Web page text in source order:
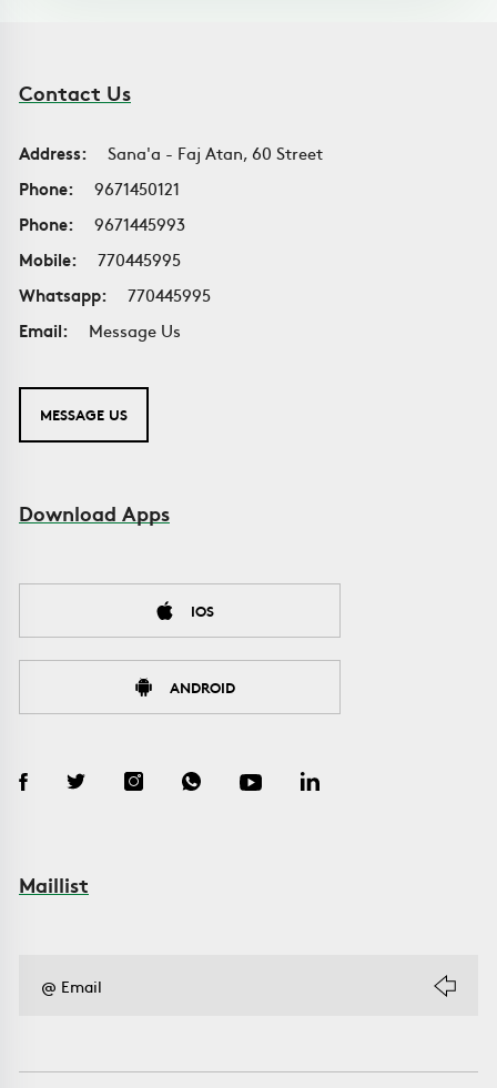
Contact Us
Address:
Sana'a - Faj Atan, 60 Street
Phone:
9671450121
Phone:
9671445993
Mobile:
770445995
Whatsapp:
770445995
Email:
Message Us
MESSAGE US
Download Apps
IOS
ANDROID
Maillist